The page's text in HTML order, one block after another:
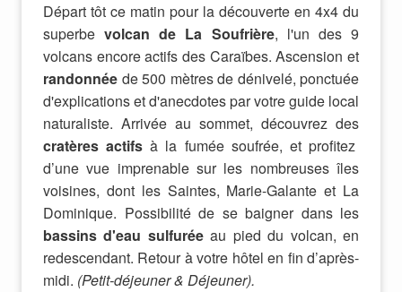
Départ tôt ce matin pour la découverte en 4x4 du
superbevolcan de La Soufrière, l'un des 9
volcans encore actifs des Caraïbes. Ascension et
randonnée de 500 mètres de dénivelé, ponctuée
d'explications et d'anecdotes par votre guide local
naturaliste. Arrivée au sommet, découvrez des
cratères actifs à la fumée soufrée, et profitez
d’une vue imprenable sur les nombreuses îles
voisines, dont les Saintes, Marie-Galante et La
Dominique. Possibilité de se baigner dans les
bassins d'eau sulfuréeau pied du volcan, en
redescendant. Retour à votre hôtel en fin d’après-
midi. (Petit-déjeuner & Déjeuner).